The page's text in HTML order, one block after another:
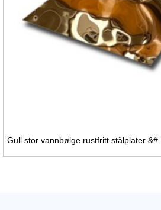
Gull stor vannbølge rustfritt stålplater &#...